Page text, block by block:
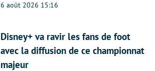
6 août 2026 15:16
Disney+ va ravir les fans de foot
avec la diffusion de ce championnat
majeur